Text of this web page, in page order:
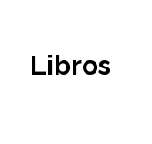
Libros